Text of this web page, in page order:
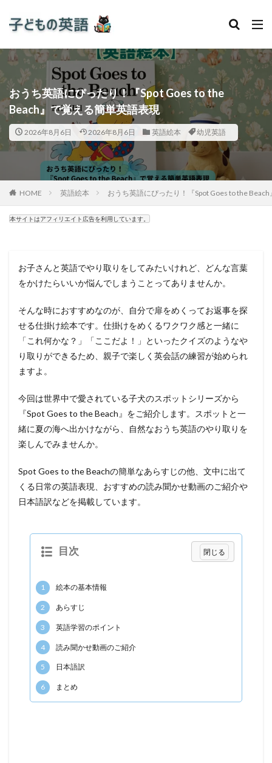
おうち英語にぴったり！『Spot Goes to the
Beach』で覚える簡単英語表現
2026年8月6日 2026年8月6日 英語絵本 幼児英語
HOME 英語絵本 おうち英語にぴったり！『Spot Goes to the
本サイトはアフィリエイト広告を利用しています。
お子さんと英語でやり取りをしてみたいけれど、どんな言葉
をかけたらいいか悩んでしまうことってありませんか。
そんな時におすすめなのが、自分で扉をめくってお返事を探
せる仕掛け絵本です。仕掛けをめくるワクワク感と一緒に
「これ何かな？」「ここだよ！」といったクイズのようなや
り取りができるため、親子で楽しく英会話の練習が始められ
ますよ。
今回は世界中で愛されている子犬のスポットシリーズから
『Spot Goes to the Beach』をご紹介します。スポットと一
緒に夏の海へ出かけながら、自然なおうち英語のやり取りを
楽しんでみませんか。
Spot Goes to the Beachの簡単なあらすじの他、文中に出て
くる日常の英語表現、おすすめの読み聞かせ動画のご紹介や
日本語訳などを掲載しています。
目次
1 絵本の基本情報
2 あらすじ
3 英語学習のポイント
4 読み聞かせ動画のご紹介
5 日本語訳
6 まとめ